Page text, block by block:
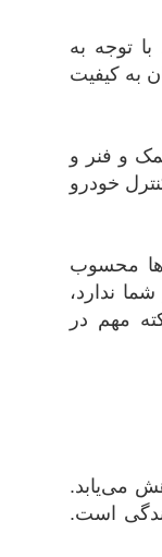
توجه به
به کیفیت
و فنر و
خودرو
محسوب
ندارد،
مهم در
می‌یابد.
است.